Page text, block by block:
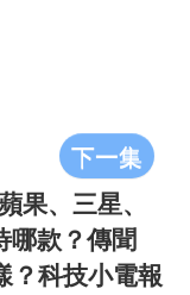
下一集
果、三星、
哪款？傳聞
科技小電報